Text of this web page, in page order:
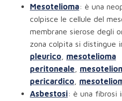
Mesotelioma: è una
colpisce le cellule del
membrane sierose degli
zona colpita si distingue
pleurico
mesotelioma
peritoneale
pericardico
Asbestosi: è una fibrosi